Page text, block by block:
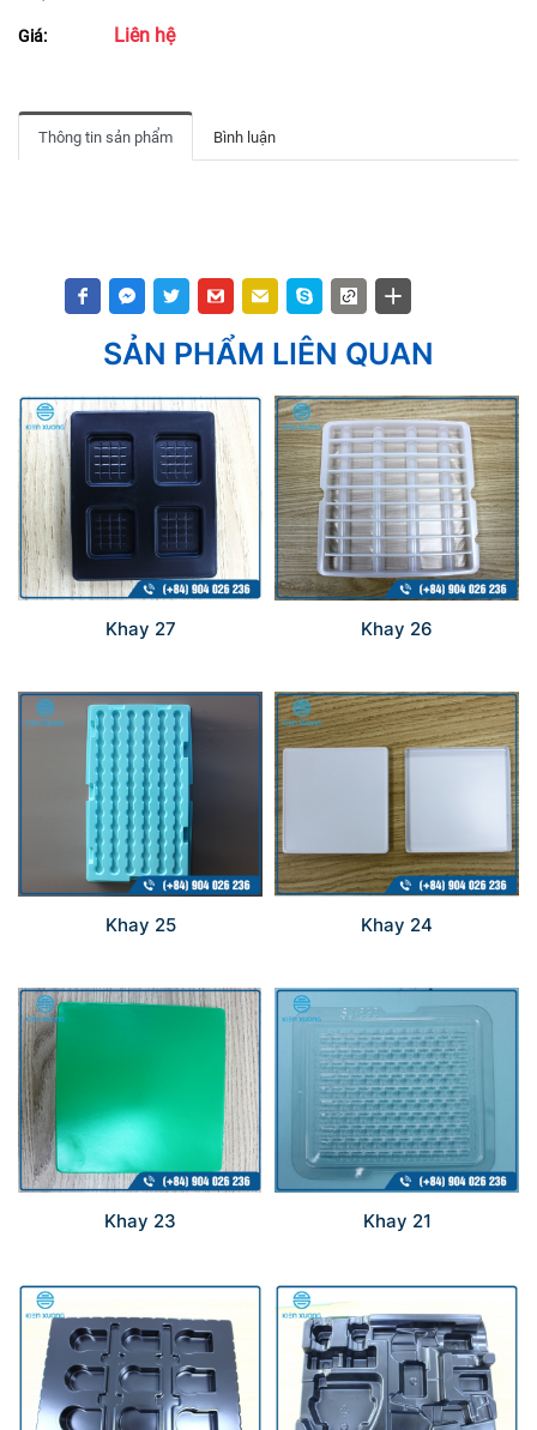
Giá: Liên hệ
Thông tin sản phẩm Bình luận
SẢN PHẨM LIÊN QUAN
Khay 27 Khay 26
Khay 25 Khay 24
Khay 23 Khay 21